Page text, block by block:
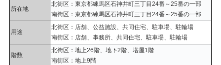
所在地
北街区：東京都練馬区石神井町三丁目24番～25番の一部
南街区：東京都練馬区石神井町三丁目24番～25番の一部
用途
北街区：店舗、公益施設、共同住宅、駐車場、駐輪場
南街区：店舗、事務所、共同住宅、駐車場、駐輪場
階数
北街区：地上26階、地下2階、塔屋1階
南街区：地上9階